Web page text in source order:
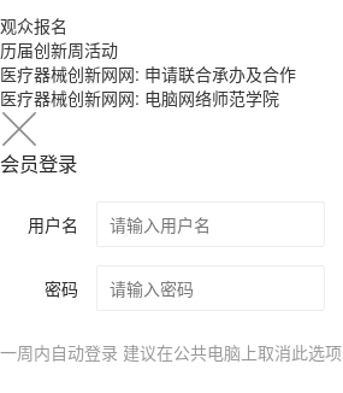
观众报名
历届创新周活动
医疗器械创新网网: 申请联合承办及合作
医疗器械创新网网: 电脑网络师范学院
会员登录
用户名
密码
一周内自动登录 建议在公共电脑上取消此选项